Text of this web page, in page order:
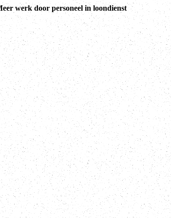
werk door personeel in loondienst